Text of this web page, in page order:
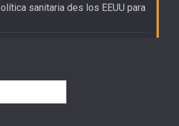
sanitaria des los EEUU para